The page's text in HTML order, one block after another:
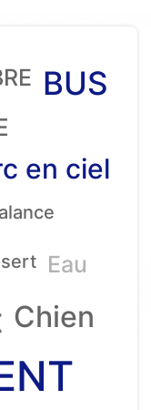
BUS
en ciel
Eau
Chien